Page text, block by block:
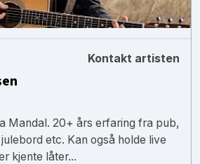
Kontakt artisten
Mandal. 20+ års erfaring fra pub,
etc. Kan også holde live
kjente låter...